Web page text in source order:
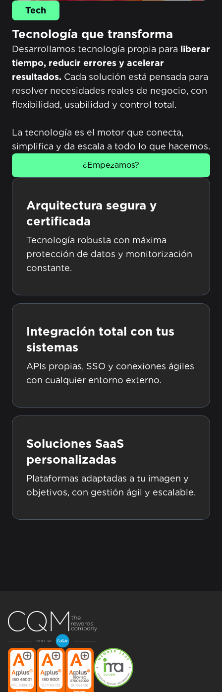
Tech
Tecnología que transforma​
Desarrollamos tecnología propia para liberar
tiempo, reducir errores y acelerar
resultados. Cada solución está pensada para
resolver necesidades reales de negocio, con
flexibilidad, usabilidad y control total.
La tecnología es el motor que conecta,
simplifica y da escala a todo lo que hacemos.​
¿Empezamos?
Arquitectura segura y
certificada
Tecnología robusta con máxima
protección de datos y monitorización
constante.
Integración total con tus
sistemas
APIs propias, SSO y conexiones ágiles
con cualquier entorno externo.
Soluciones SaaS
personalizadas
Plataformas adaptadas a tu imagen y
objetivos, con gestión ágil y escalable.